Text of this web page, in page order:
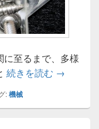
至るまで、多様
続きを読む 温度計が
→
:機械